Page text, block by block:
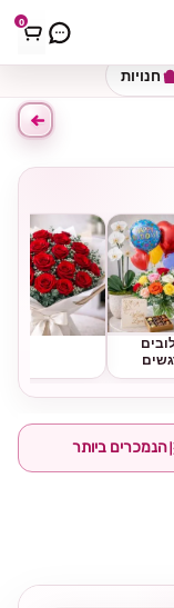
0
חנויות
הנמכרים ביותר